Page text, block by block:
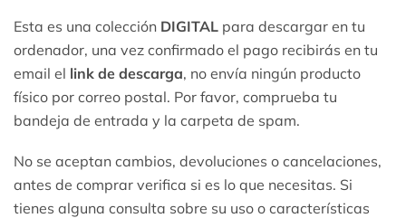
Esta es una colección DIGITAL para descargar en tu
ordenador, una vez confirmado el pago recibirás en tu
email el link de descarga, no envía ningún producto
físico por correo postal. Por favor, comprueba tu
bandeja de entrada y la carpeta de spam.
No se aceptan cambios, devoluciones o cancelaciones,
antes de comprar verifica si es lo que necesitas. Si
tienes alguna consulta sobre su uso o características